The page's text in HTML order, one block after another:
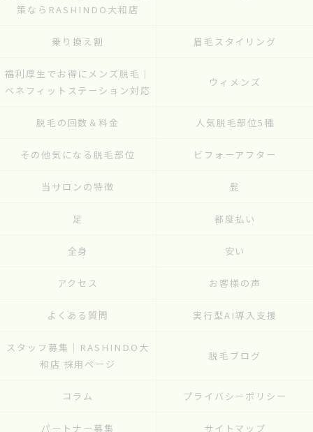
策ならRASHINDO大和店
乗り換え割 眉毛スタイリング
福利厚生でお得にメンズ脱毛｜
ベネフィットステーション対応
ウィメンズ
脱毛の回数＆料金 人気脱毛部位5種
その他気になる脱毛部位 ビフォーアフター
当サロンの特徴 髭
足 都度払い
全身 安い
アクセス お客様の声
よくある質問 実行型AI導入支援
スタッフ募集｜RASHINDO大
和店 採用ページ
脱毛ブログ
コラム プライバシーポリシー
パートナー募集 サイトマップ